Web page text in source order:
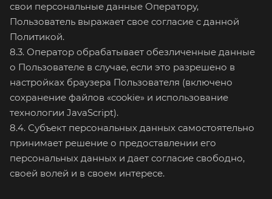
свои персональные данные Оператору,
Пользователь выражает свое согласие с данной
Политикой.
8.3. Оператор обрабатывает обезличенные данные
о Пользователе в случае, если это разрешено в
настройках браузера Пользователя (включено
сохранение файлов «cookie» и использование
технологии JavaScript).
8.4. Субъект персональных данных самостоятельно
принимает решение о предоставлении его
персональных данных и дает согласие свободно,
своей волей и в своем интересе.